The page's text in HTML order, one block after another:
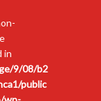
in
9/08/b2
public